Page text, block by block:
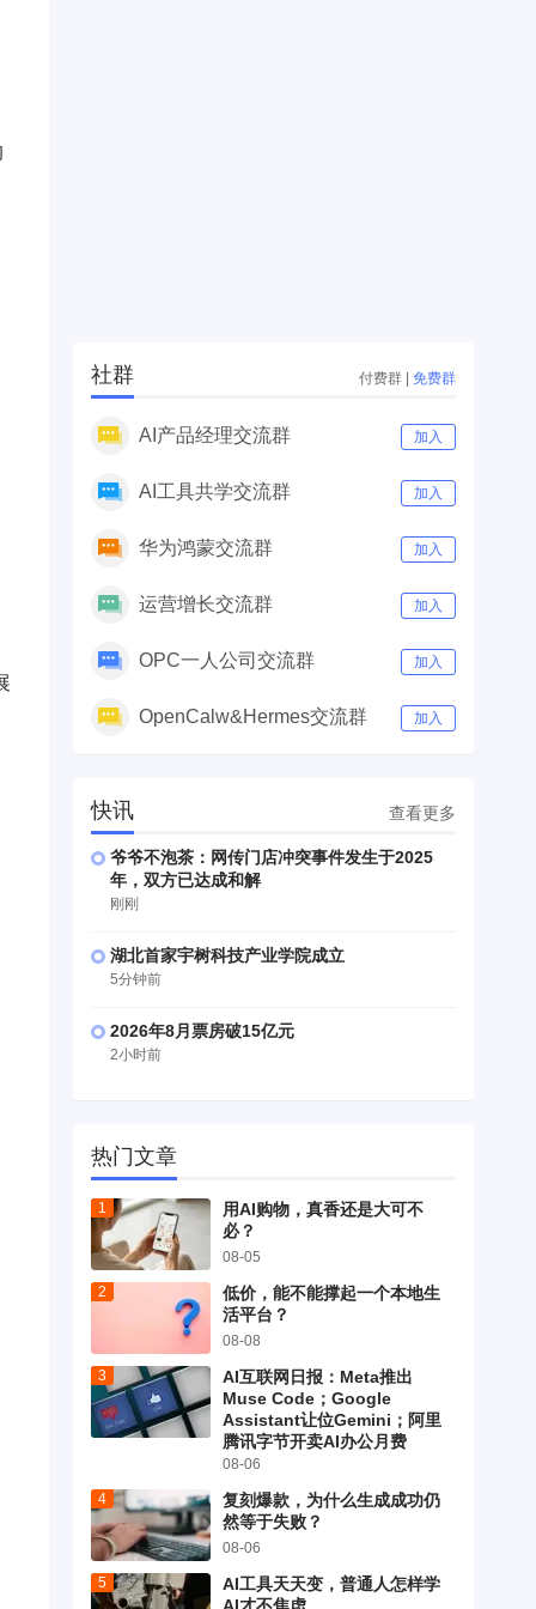
社群 付费群 | 免费群
AI产品经理交流群 加入
AI工具共学交流群 加入
华为鸿蒙交流群 加入
运营增长交流群 加入
OPC一人公司交流群 加入
OpenCalw&Hermes交流群 加入
快讯 查看更多
爷爷不泡茶：网传门店冲突事件发生于2025
年，双方已达成和解
刚刚
湖北首家宇树科技产业学院成立
5分钟前
2026年8月票房破15亿元
2小时前
热门文章
用AI购物，真香还是大可不
必？
08-05
低价，能不能撑起一个本地生
活平台？
08-08
AI互联网日报：Meta推出
Muse Code；Google
Assistant让位Gemini；阿里
腾讯字节开卖AI办公月费
08-06
复刻爆款，为什么生成成功仍
然等于失败？
08-06
AI工具天天变，普通人怎样学